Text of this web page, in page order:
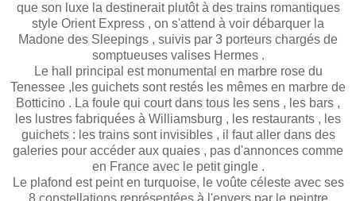
que son luxe la destinerait plutôt à des trains romantiques
style Orient Express , on s'attend à voir débarquer la
Madone des Sleepings , suivis par 3 porteurs chargés de
somptueuses valises Hermes .
Le hall principal est monumental en marbre rose du
Tenessee ,les guichets sont restés les mêmes en marbre de
Botticino . La foule qui court dans tous les sens , les bars ,
les lustres fabriquées à Williamsburg , les restaurants , les
guichets : les trains sont invisibles , il faut aller dans des
galeries pour accéder aux quaies , pas d'annonces comme
en France avec le petit gingle .
Le plafond est peint en turquoise, le voûte céleste avec ses